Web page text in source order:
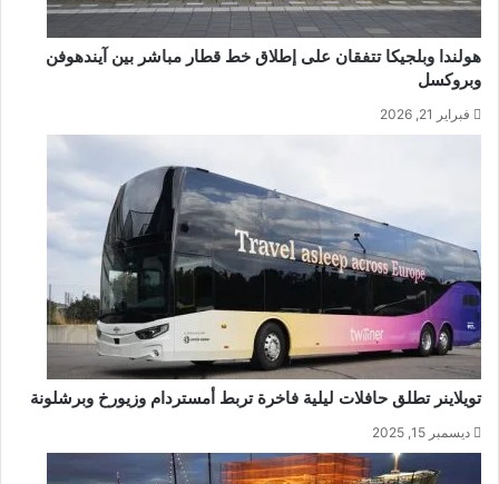
هولندا وبلجيكا تتفقان على إطلاق خط قطار مباشر بين آيندهوفن
وبروكسل
فبراير 21, 2026
تويلاینر تطلق حافلات ليلية فاخرة تربط أمستردام وزيورخ وبرشلونة
ديسمبر 15, 2025